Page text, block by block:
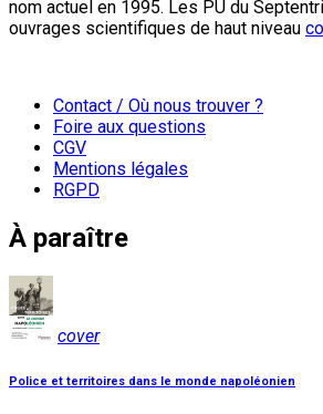
nom actuel en 1995. Les PU du
ouvrages scientifiques de haut niveau
Contact / Où nous trouver ?
Foire aux questions
CGV
Mentions légales
RGPD
À paraître
cover
Police et territoires dans le monde napoléonien